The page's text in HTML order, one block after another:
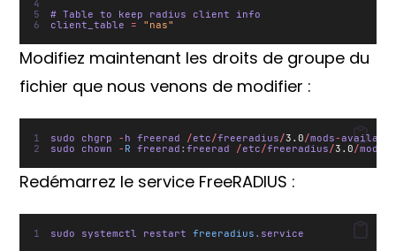
# Table to keep radius client info
client_table = "nas"
Modifiez maintenant les droits de groupe du
fichier que nous venons de modifier :
sudo chgrp - h freerad /etc/freeradius/3.0/mods-
sudo chown - R freerad :freerad /etc/freeradius/3.0/mods
Redémarrez le service FreeRADIUS :
sudo systemctl restart freeradius .service